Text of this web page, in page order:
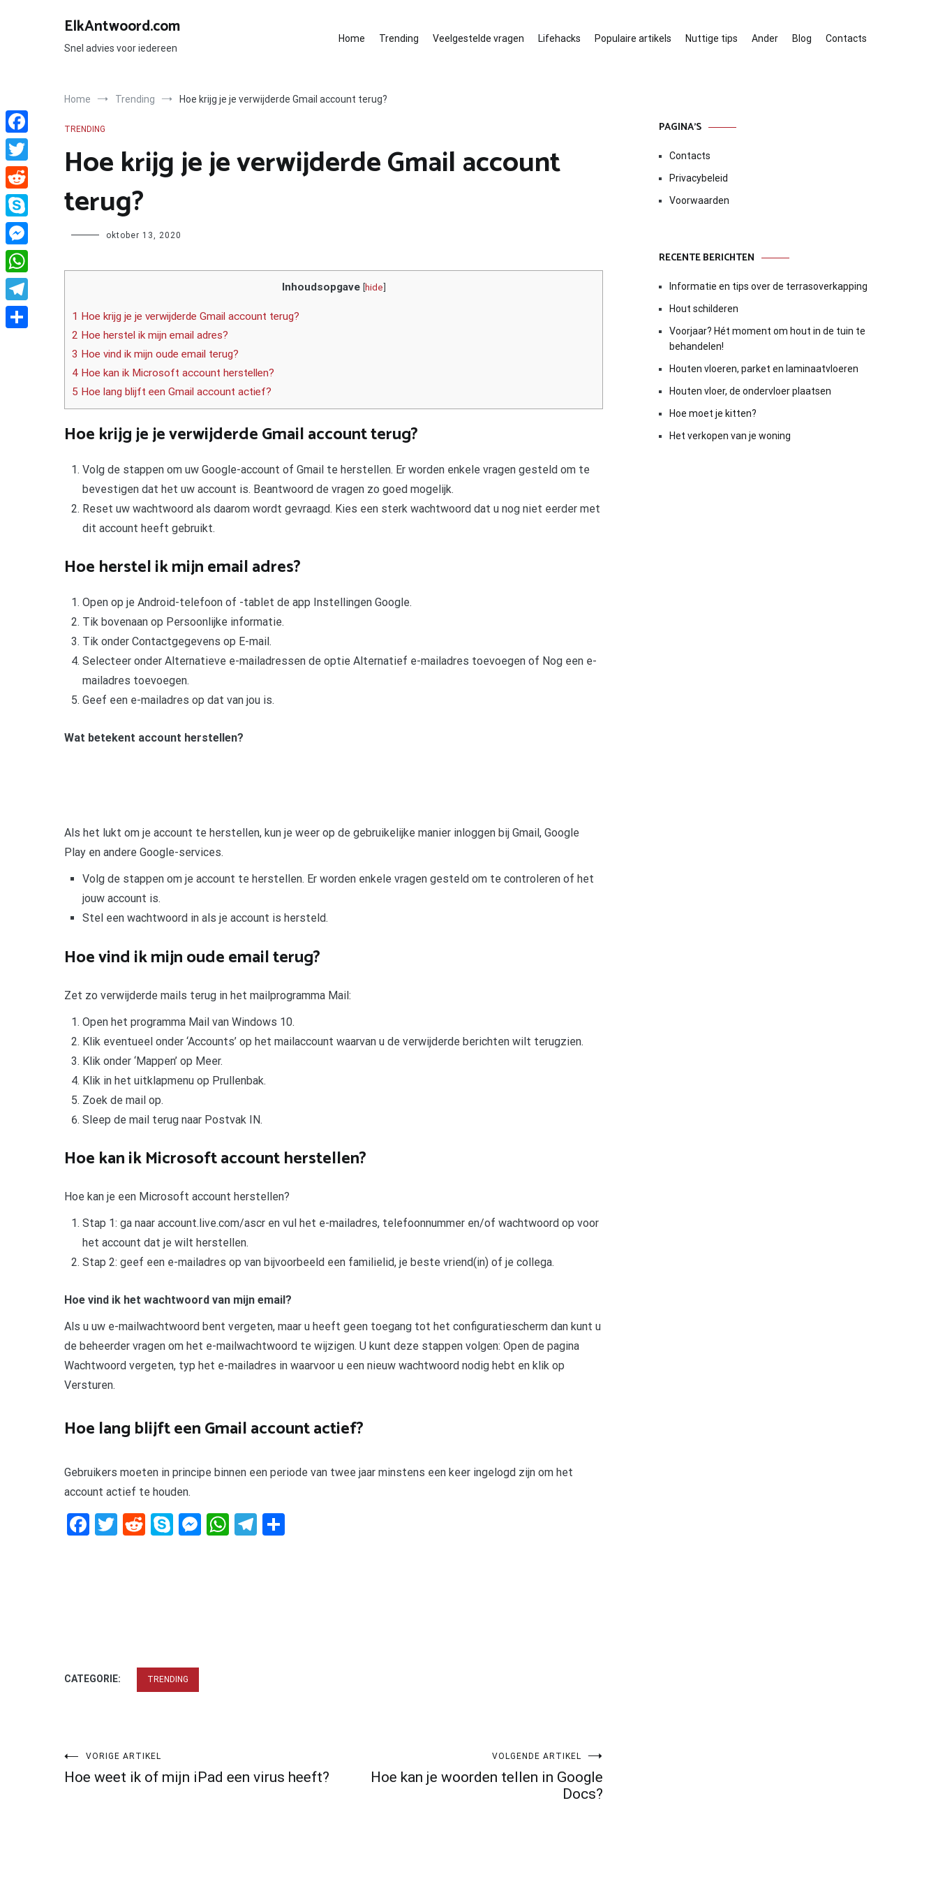
ElkAntwoord.com
Snel advies voor iedereen
Home Trending Veelgestelde vragen Lifehacks Populaire artikels Nuttige tips Ander Blog Contacts
Home Trending Hoe krijg je je verwijderde Gmail account terug?
TRENDING
Hoe krijg je je verwijderde Gmail account
terug?
Author oktober 13, 2020
Inhoudsopgave [hide]
1 Hoe krijg je je verwijderde Gmail account terug?
2 Hoe herstel ik mijn email adres?
3 Hoe vind ik mijn oude email terug?
4 Hoe kan ik Microsoft account herstellen?
5 Hoe lang blijft een Gmail account actief?
Hoe krijg je je verwijderde Gmail account terug?
Volg de stappen om uw Google-account of Gmail te herstellen. Er worden enkele vragen gesteld om te
bevestigen dat het uw account is. Beantwoord de vragen zo goed mogelijk.
Reset uw wachtwoord als daarom wordt gevraagd. Kies een sterk wachtwoord dat u nog niet eerder met
dit account heeft gebruikt.
Hoe herstel ik mijn email adres?
Open op je Android-telefoon of -tablet de app Instellingen Google.
Tik bovenaan op Persoonlijke informatie.
Tik onder Contactgegevens op E-mail.
Selecteer onder Alternatieve e-mailadressen de optie Alternatief e-mailadres toevoegen of Nog een e-
mailadres toevoegen.
Geef een e-mailadres op dat van jou is.
Wat betekent account herstellen?
Als het lukt om je account te herstellen, kun je weer op de gebruikelijke manier inloggen bij Gmail, Google
Play en andere Google-services.
Volg de stappen om je account te herstellen. Er worden enkele vragen gesteld om te controleren of het
jouw account is.
Stel een wachtwoord in als je account is hersteld.
Hoe vind ik mijn oude email terug?
Zet zo verwijderde mails terug in het mailprogramma Mail:
Open het programma Mail van Windows 10.
Klik eventueel onder ‘Accounts’ op het mailaccount waarvan u de verwijderde berichten wilt terugzien.
Klik onder ‘Mappen’ op Meer.
Klik in het uitklapmenu op Prullenbak.
Zoek de mail op.
Sleep de mail terug naar Postvak IN.
Hoe kan ik Microsoft account herstellen?
Hoe kan je een Microsoft account herstellen?
Stap 1: ga naar account.live.com/ascr en vul het e-mailadres, telefoonnummer en/of wachtwoord op voor
het account dat je wilt herstellen.
Stap 2: geef een e-mailadres op van bijvoorbeeld een familielid, je beste vriend(in) of je collega.
Hoe vind ik het wachtwoord van mijn email?
Als u uw e-mailwachtwoord bent vergeten, maar u heeft geen toegang tot het configuratiescherm dan kunt u
de beheerder vragen om het e-mailwachtwoord te wijzigen. U kunt deze stappen volgen: Open de pagina
Wachtwoord vergeten, typ het e-mailadres in waarvoor u een nieuw wachtwoord nodig hebt en klik op
Versturen.
Hoe lang blijft een Gmail account actief?
Gebruikers moeten in principe binnen een periode van twee jaar minstens een keer ingelogd zijn om het
account actief te houden.
Facebook
Twitter
RedditSkypeMessenger
WhatsApp
Telegram
CATEGORIE: TRENDING
Bericht
navigatie
VORIGE ARTIKEL
Hoe weet ik of mijn iPad een virus heeft?
VOLGENDE ARTIKEL
Hoe kan je woorden tellen in Google
Docs?
PAGINA’S
Contacts
Privacybeleid
Voorwaarden
RECENTE BERICHTEN
Informatie en tips over de terrasoverkapping
Hout schilderen
Voorjaar? Hét moment om hout in de tuin te
behandelen!
Houten vloeren, parket en laminaatvloeren
Houten vloer, de ondervloer plaatsen
Hoe moet je kitten?
Het verkopen van je woning
Facebook
Twitter
Reddit
Skype
Messenger
WhatsApp
Telegram